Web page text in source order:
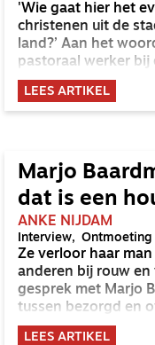
'Wie gaat hier het
christenen uit de
land?’ Aan het
pastoraal werker bij
LEES ARTIKEL
Marjo
dat is een
ANKE NIJDAM
Interview Ontmoeting
Ze verloor haar
anderen bij rouw en
gesprek met Marjo
tussen bezorgd en
Van God mag ik
LEES ARTIKEL